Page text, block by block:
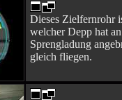
Dieses Zielfernrohr
welcher Depp hat
Sprengladung
gleich fliegen.